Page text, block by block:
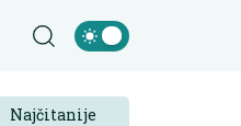
Najčitanije